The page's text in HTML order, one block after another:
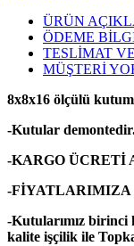
ÜRÜN
ÖDEME
TESLİMAT
MÜŞTERİ
8x8x16 ölçülü
-Kutular
-KARGO ÜCRETİ
-FİYATLARIMIZA
-Kutularımız
kalite işçilik ile